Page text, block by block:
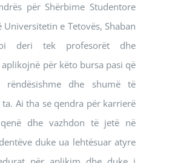
për Shërbime Studentore
Universitetin e Tetovës, Shaban
deri tek profesorët dhe
për këto bursa pasi që
dhe shumë të
Ai tha se qendra për karrierë
dhe vazhdon të jetë në
duke ua lehtësuar atyre